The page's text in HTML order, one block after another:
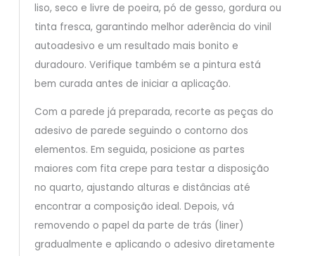
liso, seco e livre de poeira, pó de gesso, gordura ou
tinta fresca, garantindo melhor aderência do vinil
autoadesivo e um resultado mais bonito e
duradouro. Verifique também se a pintura está
bem curada antes de iniciar a aplicação.
Com a parede já preparada, recorte as peças do
adesivo de parede seguindo o contorno dos
elementos. Em seguida, posicione as partes
maiores com fita crepe para testar a disposição
no quarto, ajustando alturas e distâncias até
encontrar a composição ideal. Depois, vá
removendo o papel da parte de trás (liner)
gradualmente e aplicando o adesivo diretamente